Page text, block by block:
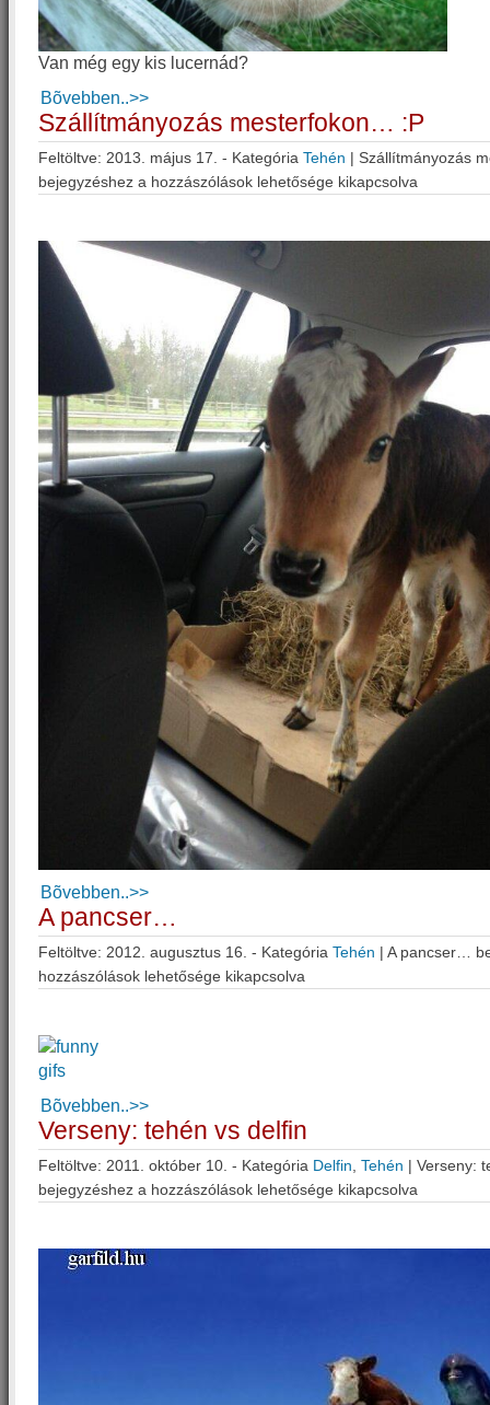
Van még egy kis lucernád?
Bõvebben..>>
Szállítmányozás mesterfokon… :P
Feltöltve: 2013. május 17. - Kategória Tehén | Szállítmányozás
bejegyzéshez a hozzászólások lehetősége kikapcsolva
Bõvebben..>>
A pancser…
Feltöltve: 2012. augusztus 16. - Kategória Tehén | A pancser…
hozzászólások lehetősége kikapcsolva
Bõvebben..>>
Verseny: tehén vs delfin
Feltöltve: 2011. október 10. - Kategória Delfin Tehén | Verseny:
bejegyzéshez a hozzászólások lehetősége kikapcsolva